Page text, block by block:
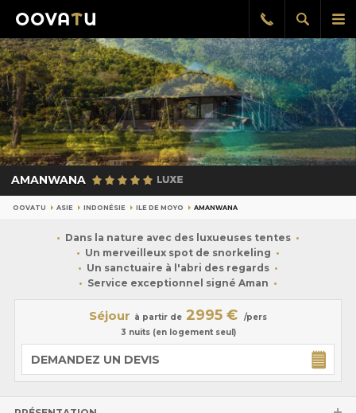
le
Afficher
la
Rappel
gratuit
AMANWANA
OOVATU ASIE INDONÉSIE ILE DE MOYO AMANWANA
Dans la nature avec des luxueuses tentes
Un merveilleux spot de snorkeling
Un sanctuaire à l'abri des regards
Service exceptionnel signé Aman
Séjour à partir de 2995 €
/pers
3 nuits (en logement seul)
DEMANDEZ UN DEVIS